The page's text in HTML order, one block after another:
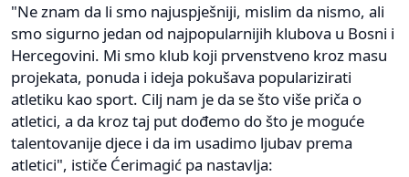
"Ne znam da li smo najuspješniji, mislim da nismo, ali
smo sigurno jedan od najpopularnijih klubova u Bosni i
Hercegovini. Mi smo klub koji prvenstveno kroz masu
projekata, ponuda i ideja pokušava popularizirati
atletiku kao sport. Cilj nam je da se što više priča o
atletici, a da kroz taj put dođemo do što je moguće
talentovanije djece i da im usadimo ljubav prema
atletici", ističe Ćerimagić pa nastavlja: